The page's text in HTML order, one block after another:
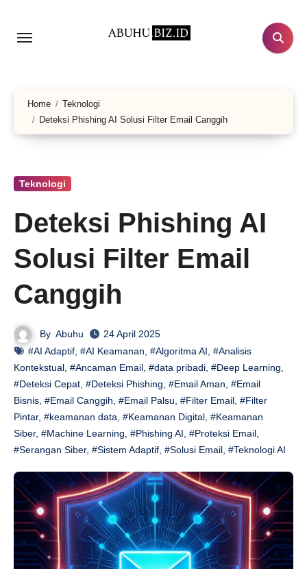
Home
Teknologi
Deteksi Phishing AI Solusi Filter Email Canggih
Teknologi
Deteksi Phishing AI
Solusi Filter Email
Canggih
By Abuhu
24 April 2025
#AI Adaptif, #AI Keamanan, #Algoritma AI, #Analisis
Kontekstual, #Ancaman Email, #data pribadi, #Deep Learning,
#Deteksi Cepat, #Deteksi Phishing, #Email Aman, #Email
Bisnis, #Email Canggih, #Email Palsu, #Filter Email, #Filter
Pintar, #keamanan data, #Keamanan Digital, #Keamanan
Siber, #Machine Learning, #Phishing AI, #Proteksi Email,
#Serangan Siber, #Sistem Adaptif, #Solusi Email, #Teknologi AI